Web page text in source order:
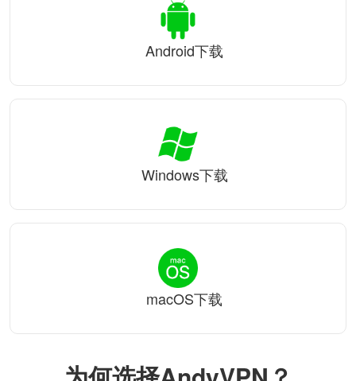
Android下载
Windows下载
macOS下载